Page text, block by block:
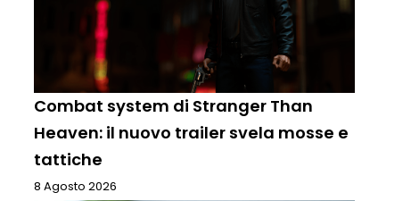
Combat system di Stranger Than
Heaven: il nuovo trailer svela mosse e
tattiche
8 Agosto 2026